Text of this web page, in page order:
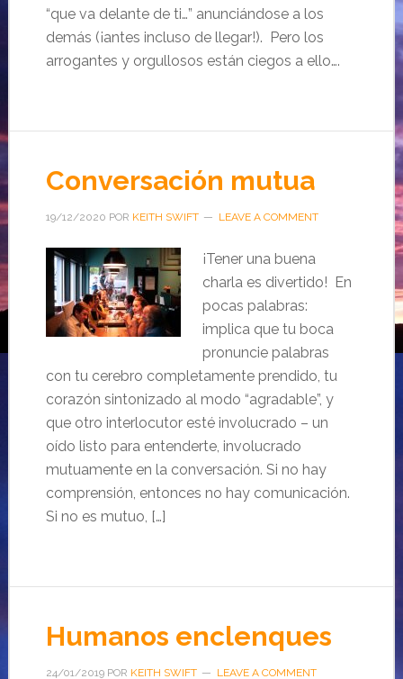
“que va delante de ti…” anunciándose a los
demás (¡antes incluso de llegar!). Pero los
arrogantes y orgullosos están ciegos a ello….
Conversación mutua
19/12/2020 POR KEITH SWIFT LEAVE A COMMENT
¡Tener una buena
charla es divertido! En
pocas palabras:
implica que tu boca
pronuncie palabras
con tu cerebro completamente prendido, tu
corazón sintonizado al modo “agradable”, y
que otro interlocutor esté involucrado – un
oído listo para entenderte, involucrado
mutuamente en la conversación. Si no hay
comprensión, entonces no hay comunicación.
Si no es mutuo, […]
Humanos enclenques
24/01/2019POR KEITH SWIFT LEAVE A COMMENT